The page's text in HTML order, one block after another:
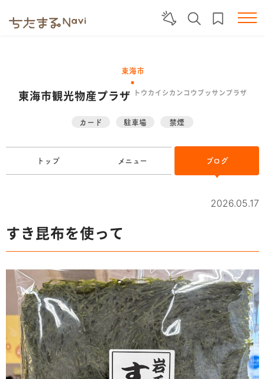
東海市
東海市観光物産プラザ トウカイシカンコウブッサンプラザ
カード 駐車場 禁煙
トップ メニュー ブログ
2026.05.17
すき昆布を使って